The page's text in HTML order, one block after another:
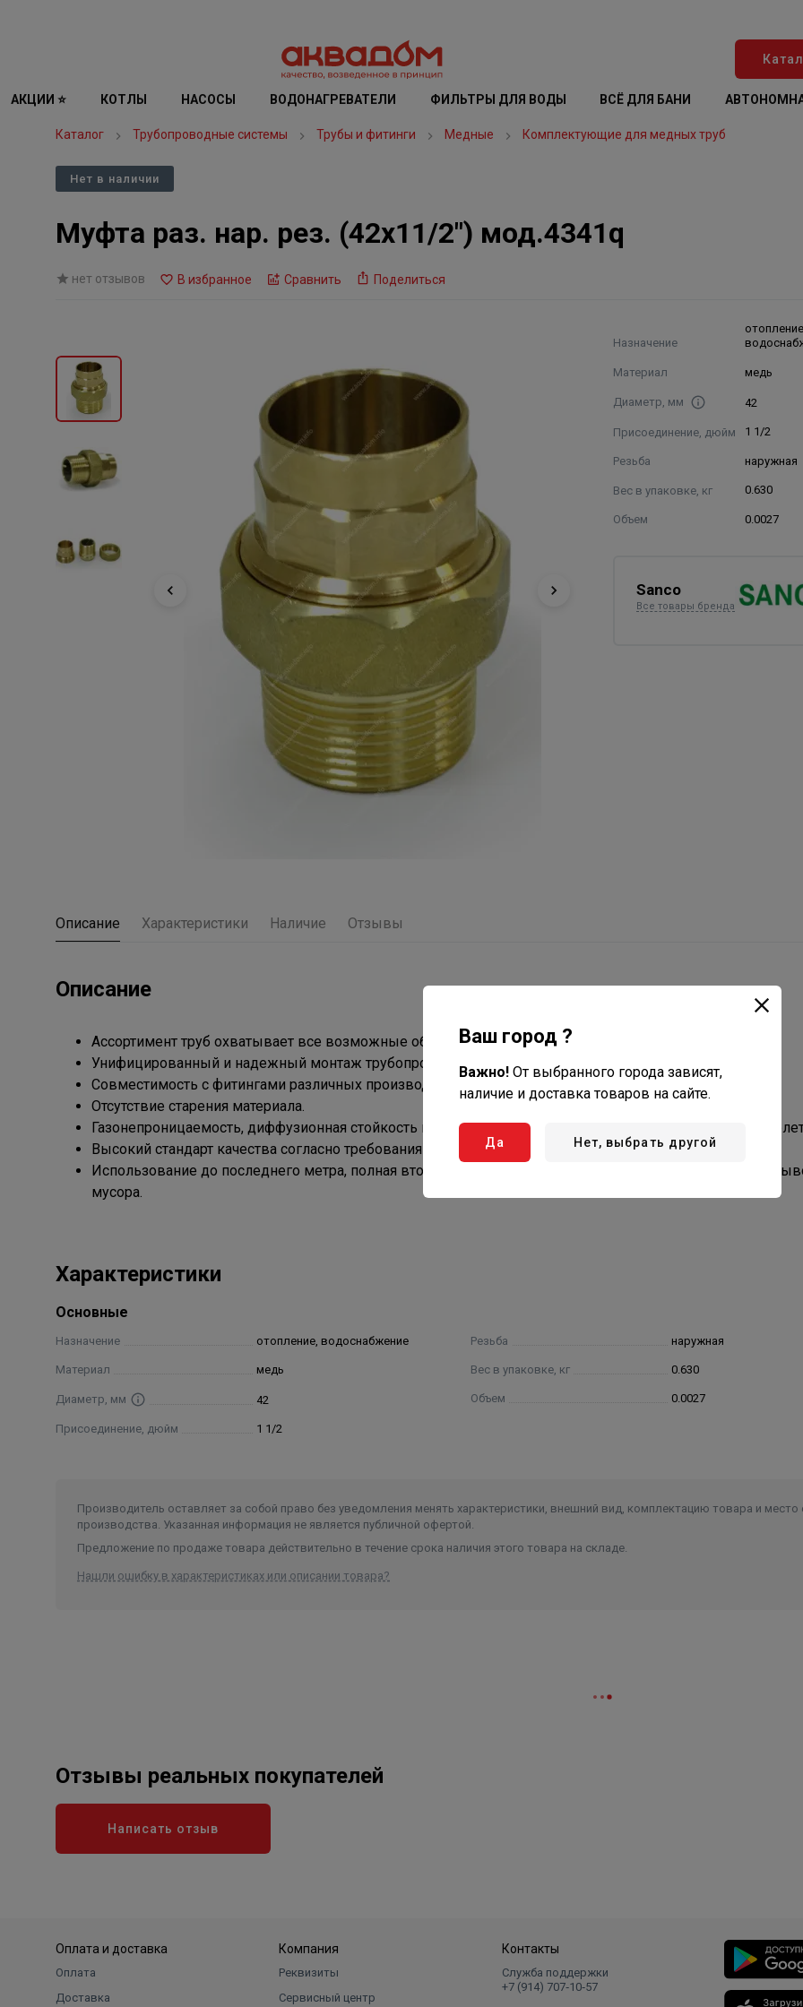
АКЦИИ ⭐ КОТЛЫ НАСОСЫ ВОДОНАГРЕВАТЕЛИ ФИЛЬТРЫ ДЛЯ ВОДЫ ВСЁ ДЛЯ БАНИ
Каталог Трубопроводные системы Трубы и фитинги Медные Комплектующие для медных труб
Нет в наличии
Муфта раз. нар. рез. (42х11/2") мод.4341q
нет отзывов В избранное Сравнить Поделиться
Назначение
Материал медь
Диаметр, мм 42
Присоединение, дюйм 1 1/2
Резьба наружная
Вес в упаковке, кг 0.630
Объем 0.0027
Sanco
Все товары бренда
Описание Характеристики Наличие Отзывы
Описание
Ассортимент труб охватывает все возможные области применения.
Унифицированный и надежный монтаж трубопроводных систем.
Совместимость с фитингами различных производителей.
Отсутствие старения материала.
Газонепроницаемость, диффузионная стойкость к кислороду, устойчивость к воздействию
Высокий стандарт качества согласно требованиям европейских норм и сводов правил.
Использование до последнего метра, полная вторичная переработка отходов, отсутствие проблем с
мусора.
Характеристики
Основные
Назначение отопление, водоснабжение
Материал медь
Диаметр, мм 42
Присоединение, дюйм 1 1/2
Резьба наружная
Вес в упаковке, кг 0.630
Объем 0.0027
Производитель оставляет за собой право без уведомления менять характеристики, внешний вид, комплектацию товара и место
производства. Указанная информация не является публичной офертой.
Предложение по продаже товара действительно в течение срока наличия этого товара на складе.
Нашли ошибку в характеристиках или описании товара?
Отзывы реальных покупателей
Написать отзыв
Оплата и доставка
Оплата
Доставка
Компания
Реквизиты
Сервисный центр
Контакты
Служба поддержки
+7 (914) 707‑10‑57
Ваш город ?
Важно! От выбранного города зависят,
наличие и доставка товаров на сайте.
Да Нет, выбрать другой